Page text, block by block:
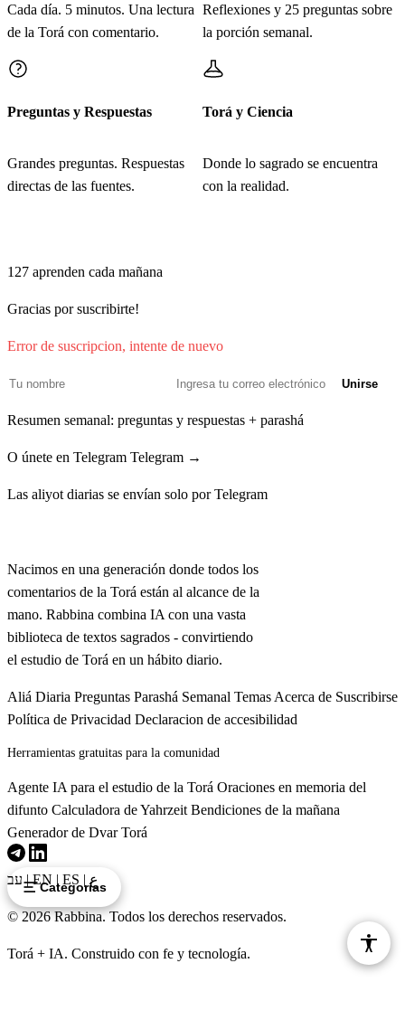
Categorías
Cada día. 5 minutos. Una lectura
de la Torá con comentario.
Reflexiones y 25 preguntas sobre
la porción semanal.
Preguntas y Respuestas
Grandes preguntas. Respuestas
directas de las fuentes.
Torá y Ciencia
Donde lo sagrado se encuentra
con la realidad.
127 aprenden cada mañana
Gracias por suscribirte!
Error de suscripcion, intente de nuevo
Unirse
Resumen semanal: preguntas y respuestas + parashá
O únete en Telegram Telegram →
Las aliyot diarias se envían solo por Telegram
Nacimos en una generación donde todos los
comentarios de la Torá están al alcance de la
mano. Rabbina combina IA con una vasta
biblioteca de textos sagrados - convirtiendo
el estudio de Torá en un hábito diario.
Aliá Diaria Preguntas Parashá Semanal Temas Acerca de Suscribirse
Política de Privacidad Declaracion de accesibilidad
Herramientas gratuitas para la comunidad
Agente IA para el estudio de la Torá Oraciones en memoria del
difunto Calculadora de Yahrzeit Bendiciones de la mañana
Generador de Dvar Torá
עב|EN | ES | ع
© 2026 Rabbina. Todos los derechos reservados.
Torá + IA. Construido con fe y tecnología.